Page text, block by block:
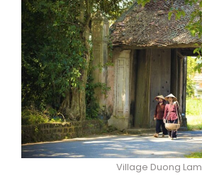
Village Duong Lam